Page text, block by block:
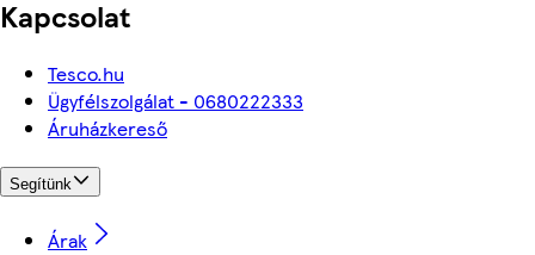
Kapcsolat
Tesco.hu
Ügyfélszolgálat - 0680222333
Áruházkereső
Segítünk
Árak